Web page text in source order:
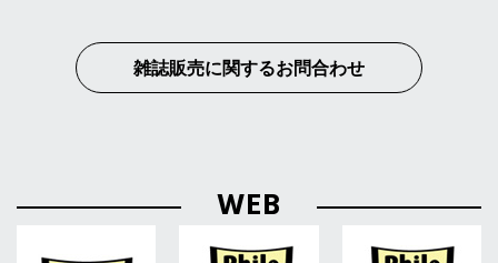
雑誌販売に関するお問合わせ
WEB